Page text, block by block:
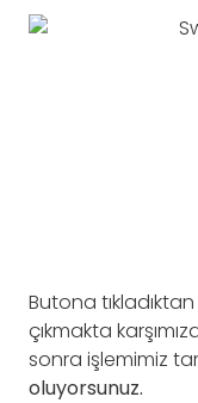
Butona
çıkmakta
sonra işlemimiz
oluyorsunuz.